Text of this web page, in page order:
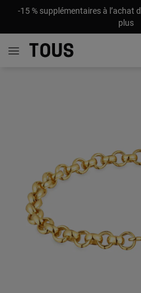
-15 % supplémentaires à l’achat
plus